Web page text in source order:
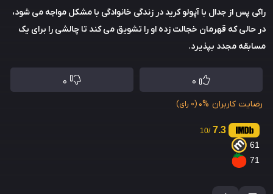
راکی پس از جدال با آپولو کرید در زندگی خانوادگی با مشکل مواجه می شود،
در حالی که قهرمان خجالت زده او را تشویق می کند تا چالشی را برای یک
مسابقه مجدد بپذیرد.
0
0
رضایت کاربران 0% (0 رای)
7.3
/10
61
71